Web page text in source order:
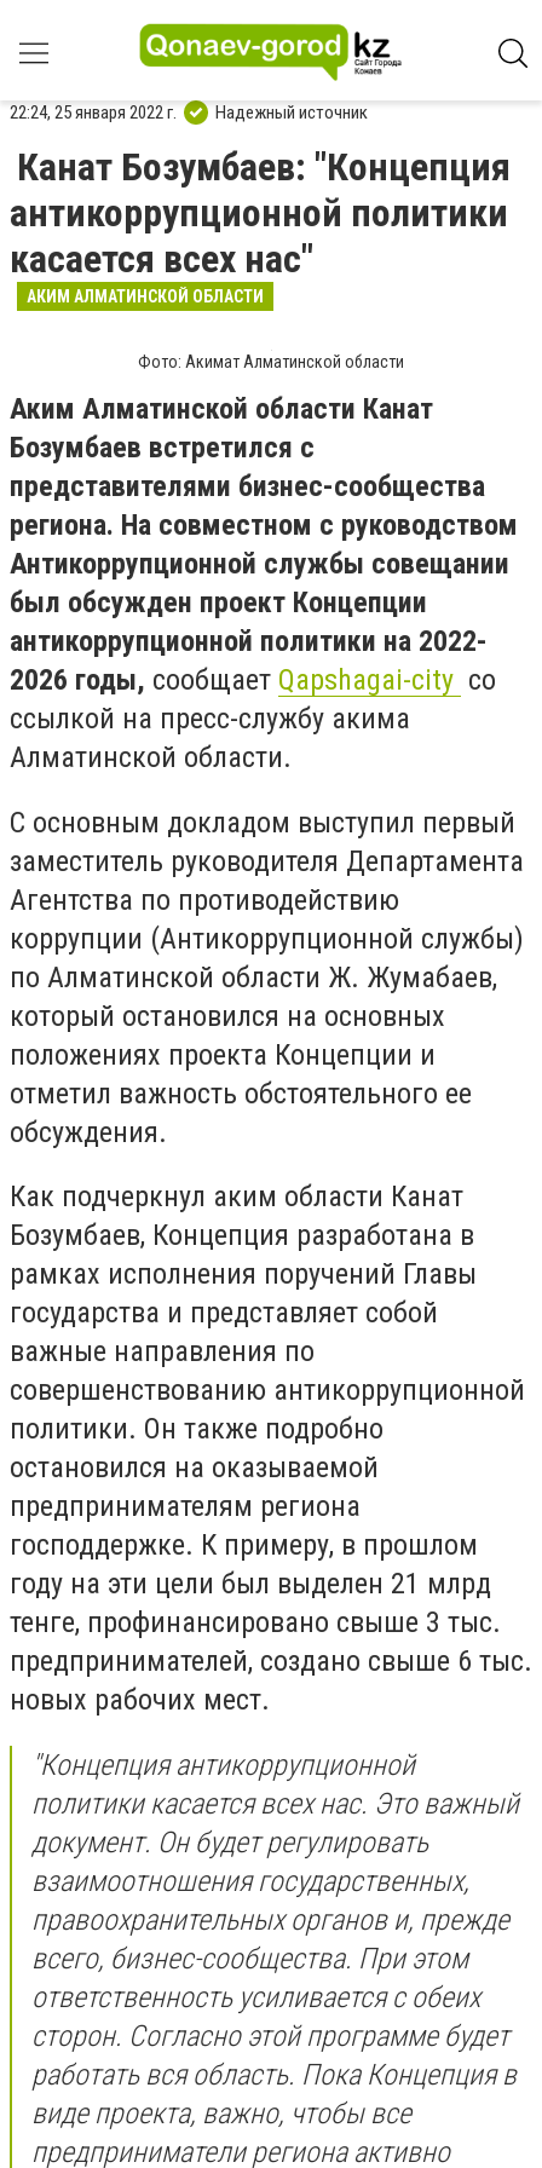
22:24, 25 января 2022 г. Надежный источник
Канат Бозумбаев: "Концепция
антикоррупционной политики
касается всех нас"
АКИМ АЛМАТИНСКОЙ ОБЛАСТИ
Фото: Акимат Алматинской области
Аким Алматинской области Канат
Бозумбаев встретился с
представителями бизнес-сообщества
региона. На совместном с руководством
Антикоррупционной службы совещании
был обсужден проект Концепции
антикоррупционной политики на 2022-
2026 годы, сообщает Qapshagai-city со
ссылкой на пресс-службу акима
Алматинской области.
С основным докладом выступил первый
заместитель руководителя Департамента
Агентства по противодействию
коррупции (Антикоррупционной службы)
по Алматинской области Ж. Жумабаев,
который остановился на основных
положениях проекта Концепции и
отметил важность обстоятельного ее
обсуждения.
Как подчеркнул аким области Канат
Бозумбаев, Концепция разработана в
рамках исполнения поручений Главы
государства и представляет собой
важные направления по
совершенствованию антикоррупционной
политики. Он также подробно
остановился на оказываемой
предпринимателям региона
господдержке. К примеру, в прошлом
году на эти цели был выделен 21 млрд
тенге, профинансировано свыше 3 тыс.
предпринимателей, создано свыше 6 тыс.
новых рабочих мест.
"Концепция антикоррупционной
политики касается всех нас. Это важный
документ. Он будет регулировать
взаимоотношения государственных,
правоохранительных органов и, прежде
всего, бизнес-сообщества. При этом
ответственность усиливается с обеих
сторон. Согласно этой программе будет
работать вся область. Пока Концепция в
виде проекта, важно, чтобы все
предприниматели региона активно